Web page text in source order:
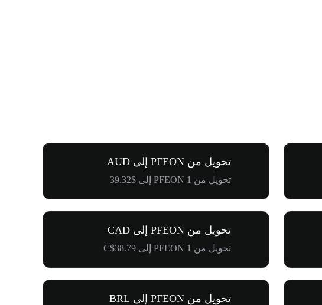
تحويل من PFEON إلى AUD
تحويل من 1 PFEON إلى $39.32
تحويل من PFEON إلى CAD
تحويل من 1 PFEON إلى C$38.79
تحويل من PFEON إلى BRL